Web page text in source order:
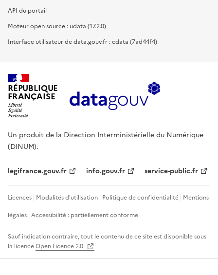
API du portail
Moteur open source : udata (17.2.0)
Interface utilisateur de data.gouv.fr : cdata (7ad44f4)
RÉPUBLIQUE
FRANÇAISE
Un produit de la Direction Interministérielle du Numérique
(DINUM).
legifrance.gouv.fr info.gouv.fr service-public.fr
Licences Modalités d'utilisation Politique de confidentialité Mentions
légales Accessibilité : partiellement conforme
Sauf indication contraire, tout le contenu de ce site est disponible sous
la licenceOpen Licence 2.0